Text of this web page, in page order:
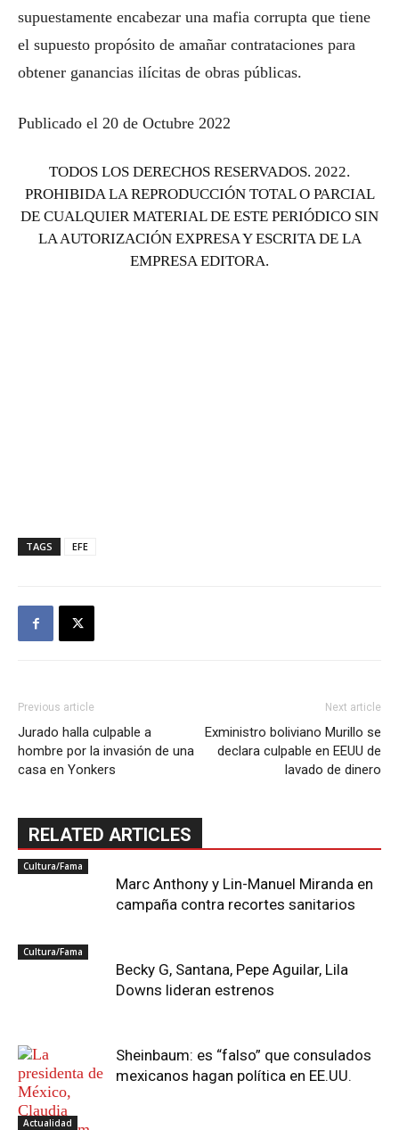
supuestamente encabezar una mafia corrupta que tiene
el supuesto propósito de amañar contrataciones para
obtener ganancias ilícitas de obras públicas.
Publicado el 20 de Octubre 2022
TODOS LOS DERECHOS RESERVADOS. 2022.
PROHIBIDA LA REPRODUCCIÓN TOTAL O PARCIAL
DE CUALQUIER MATERIAL DE ESTE PERIÓDICO SIN
LA AUTORIZACIÓN EXPRESA Y ESCRITA DE LA
EMPRESA EDITORA.
TAGS EFE
Previous article
Jurado halla culpable a
hombre por la invasión de una
casa en Yonkers
Next article
Exministro boliviano Murillo se
declara culpable en EEUU de
lavado de dinero
RELATED ARTICLES
Cultura/Fama
Marc Anthony y Lin-Manuel Miranda en
campaña contra recortes sanitarios
Cultura/Fama
Becky G, Santana, Pepe Aguilar, Lila
Downs lideran estrenos
Sheinbaum: es “falso” que consulados
mexicanos hagan política en EE.UU.
Actualidad